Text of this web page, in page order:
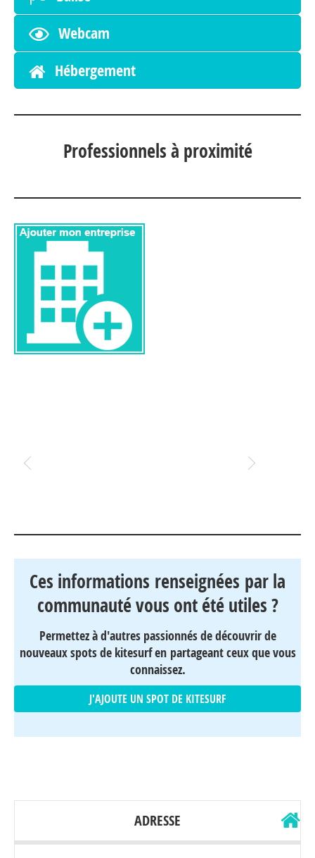
Webcam
Hébergement
Professionnels à proximité
Ces informations renseignées par la
communauté vous ont été utiles ?
Permettez à d'autres passionnés de découvrir de
nouveaux spots de kitesurf en partageant ceux que vous
connaissez.
J'AJOUTE UN SPOT DE KITESURF
ADRESSE